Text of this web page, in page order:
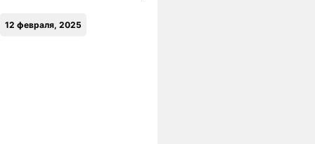
12 февраля, 2025